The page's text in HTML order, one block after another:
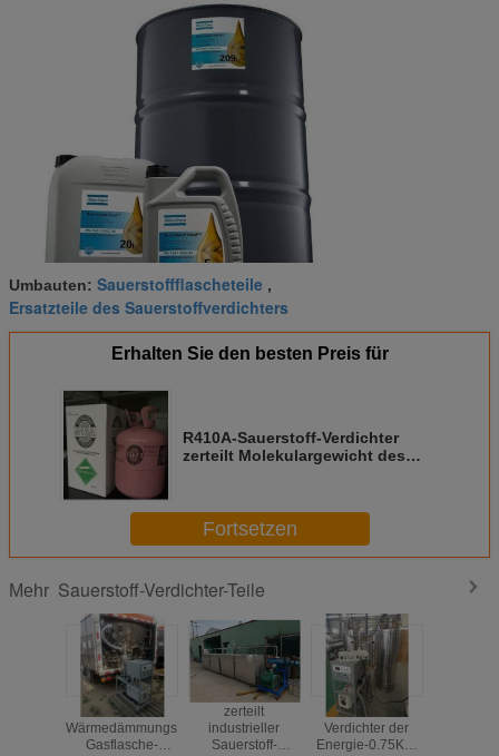
Umbauten: Sauerstoffflascheteile ,
Ersatzteile des Sauerstoffverdichters
Erhalten Sie den besten Preis für
R410A-Sauerstoff-Verdichter
zerteilt Molekulargewicht des
Fortsetzen
Mehr Sauerstoff-Verdichter-Teile
LNG-
Wärmedämmungs-
Gasflasche-
zerteilt
industrieller
Sauerstoff-
Sauerstoff-
Verdichter der
Energie-0.75KW